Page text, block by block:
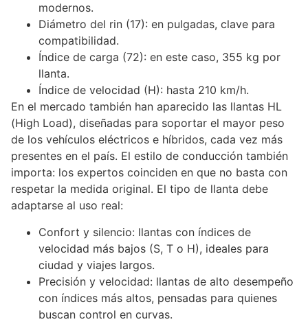
modernos.
Diámetro del rin (17): en pulgadas, clave para
compatibilidad.
Índice de carga (72): en este caso, 355 kg por
llanta.
Índice de velocidad (H): hasta 210 km/h.
En el mercado también han aparecido las llantas HL
(High Load), diseñadas para soportar el mayor peso
de los vehículos eléctricos e híbridos, cada vez más
presentes en el país. El estilo de conducción también
importa: los expertos coinciden en que no basta con
respetar la medida original. El tipo de llanta debe
adaptarse al uso real:
Confort y silencio: llantas con índices de
velocidad más bajos (S, T o H), ideales para
ciudad y viajes largos.
Precisión y velocidad: llantas de alto desempeño
con índices más altos, pensadas para quienes
buscan control en curvas.